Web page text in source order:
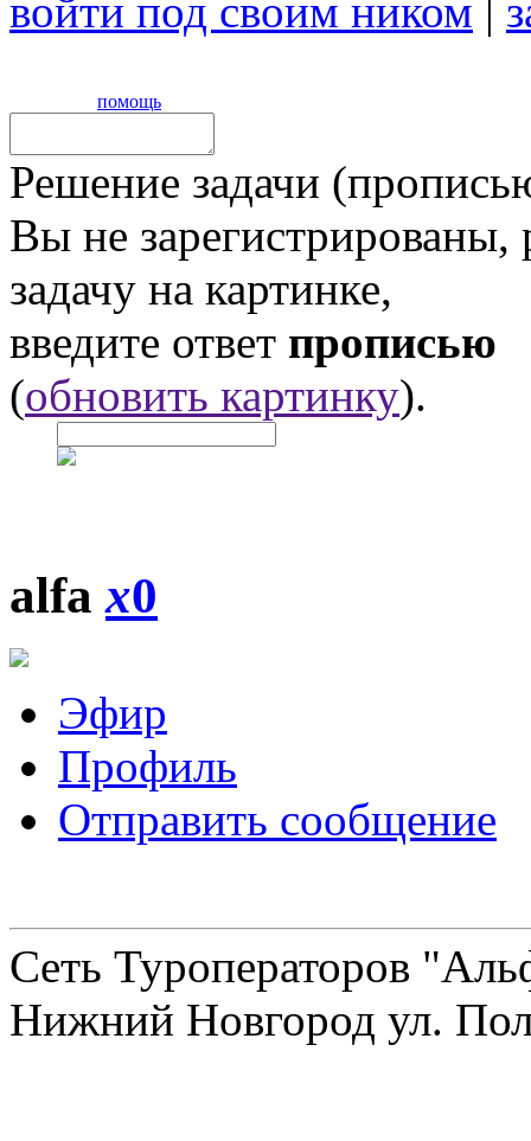
войти под своим ником
помощь
Решение задачи
Вы не
задачу на картинке,
введите ответ прописью
(обновить картинку).
alfax0
Эфир
Профиль
Отправить сообщение
Сеть Туроператоров
Нижний Новгород ул.